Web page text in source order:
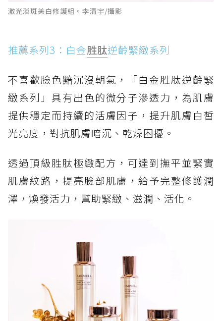
激光淡斑美白修護組。李清宇/攝影
推薦系列3：白金胜肽逆齡緊緻系列
不喜歡臉色黯沉沒朝氣，「白金胜肽逆齡緊
緻系列」具有出色的微分子滲透力，為肌膚
提供穩定而持續的活膚因子，提升肌膚白皙
光亮度，對抗肌膚暗沉、乾燥困擾。
透過頂級胜肽極緻配方，可達到撫平並緊實
肌膚紋路，提亮臉部肌膚，給予完整修護潤
澤，煥發活力，幫助緊緻、滋潤、活化。